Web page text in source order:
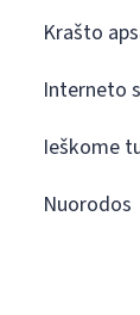
Krašto
Interneto
Ieškome
Nuorodos